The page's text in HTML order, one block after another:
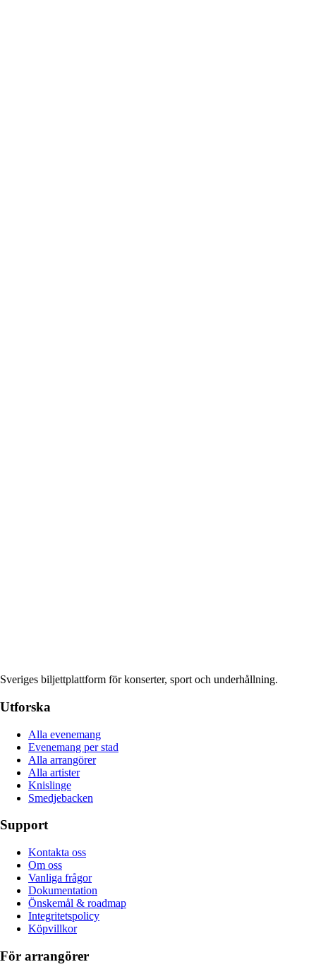
Sveriges biljettplattform för konserter, sport och underhållning.
Utforska
Alla evenemang
Evenemang per stad
Alla arrangörer
Alla artister
Knislinge
Smedjebacken
Support
Kontakta oss
Om oss
Vanliga frågor
Dokumentation
Önskemål & roadmap
Integritetspolicy
Köpvillkor
För arrangörer